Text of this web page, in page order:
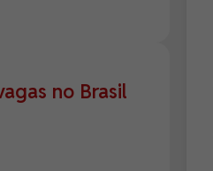
no Brasil